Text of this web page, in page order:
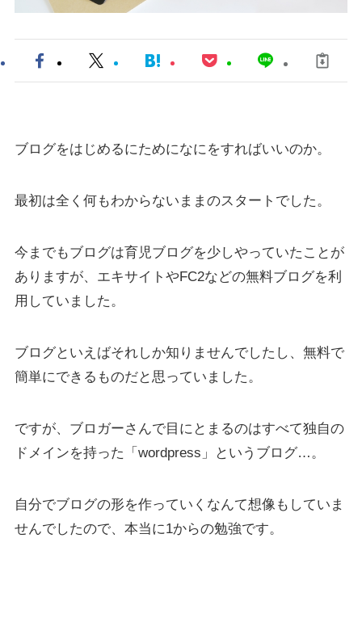
ブログをはじめるにためになにをすればいいのか。
最初は全く何もわからないままのスタートでした。
今までもブログは育児ブログを少しやっていたことが
ありますが、エキサイトやFC2などの無料ブログを利
用していました。
ブログといえばそれしか知りませんでしたし、無料で
簡単にできるものだと思っていました。
ですが、ブロガーさんで目にとまるのはすべて独自の
ドメインを持った「wordpress」というブログ…。
自分でブログの形を作っていくなんて想像もしていま
せんでしたので、本当に1からの勉強です。